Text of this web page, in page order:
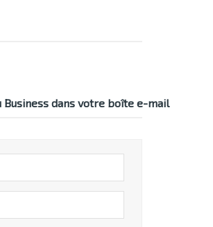
Business dans votre boîte e-mail